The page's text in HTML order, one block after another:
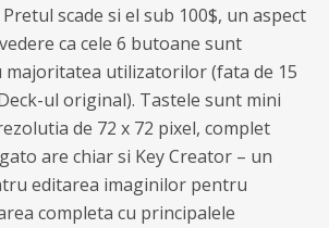
scade si el sub 100$, un aspect
ca cele 6 butoane sunt
utilizatorilor (fata de 15
ul original). Tastele sunt mini
de 72 x 72 pixel, complet
are chiar si Key Creator – un
editarea imaginilor pentru
completa cu principalele